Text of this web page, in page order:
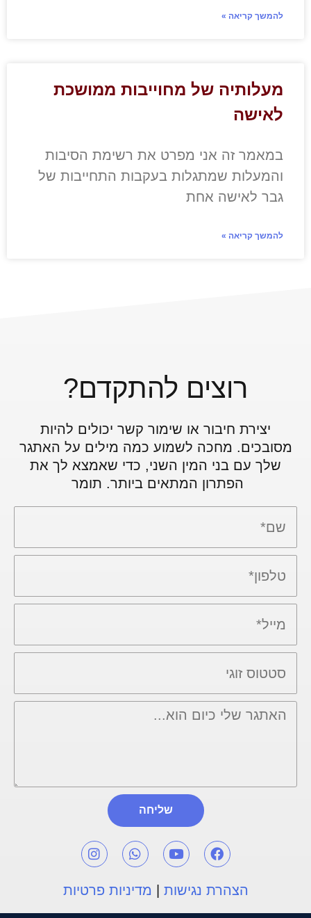
להמשך קריאה »
מעלותיה של מחוייבות ממושכת
לאישה
במאמר זה אני מפרט את רשימת הסיבות
והמעלות שמתגלות בעקבות התחייבות של
גבר לאישה אחת
להמשך קריאה »
רוצים להתקדם?
יצירת חיבור או שימור קשר יכולים להיות
מסובכים. מחכה לשמוע כמה מילים על האתגר
שלך עם בני המין השני, כדי שאמצא לך את
הפתרון המתאים ביותר. תומר
שליחה
הצהרת נגישות | מדיניות פרטיות